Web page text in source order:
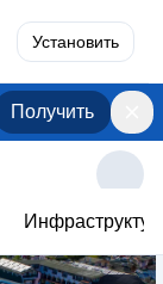
Установить
Получить